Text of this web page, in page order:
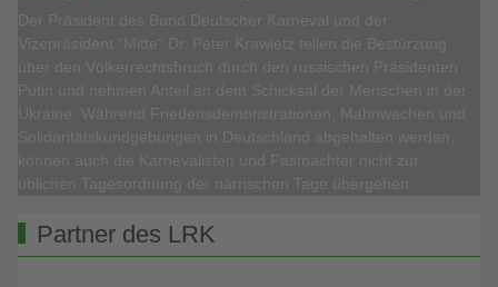
Partner des LRK